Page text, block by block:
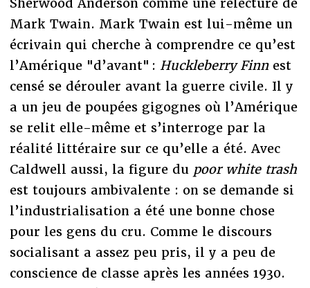
Mark Twain. Mark Twain est lui-même un
écrivain qui cherche à comprendre ce qu’est
l’Amérique "d’avant" : Huckleberry Finnest
censé se dérouler avant la guerre civile. Il y
a un jeu de poupées gigognes où l’Amérique
se relit elle-même et s’interroge par la
réalité littéraire sur ce qu’elle a été. Avec
Caldwell aussi, la figure du poor white trash
est toujours ambivalente : on se demande si
l’industrialisation a été une bonne chose
pour les gens du cru. Comme le discours
socialisant a assez peu pris, il y a peu de
conscience de classe après les années 1930.